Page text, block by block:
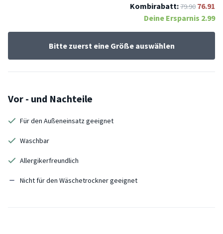
Kombirabatt:79.90 76.91
Deine Ersparnis 2.99
Bitte zuerst eine Größe auswählen
Vor - und Nachteile
Für den Außeneinsatz geeignet
Waschbar
Allergikerfreundlich
Nicht für den Wäschetrockner geeignet